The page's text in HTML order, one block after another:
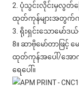
2. ပုံသွင်းလိုင်းမှလွတ်
ထုတ်ကုန်များအတွက်က
3. ရိုးရှင်းသောမော်ဒ
8။ ဆာဗိုမော်တာဖြင့် မ
ထုတ်ကုန်အပေါ်/အောက်
ရေပေါ်။